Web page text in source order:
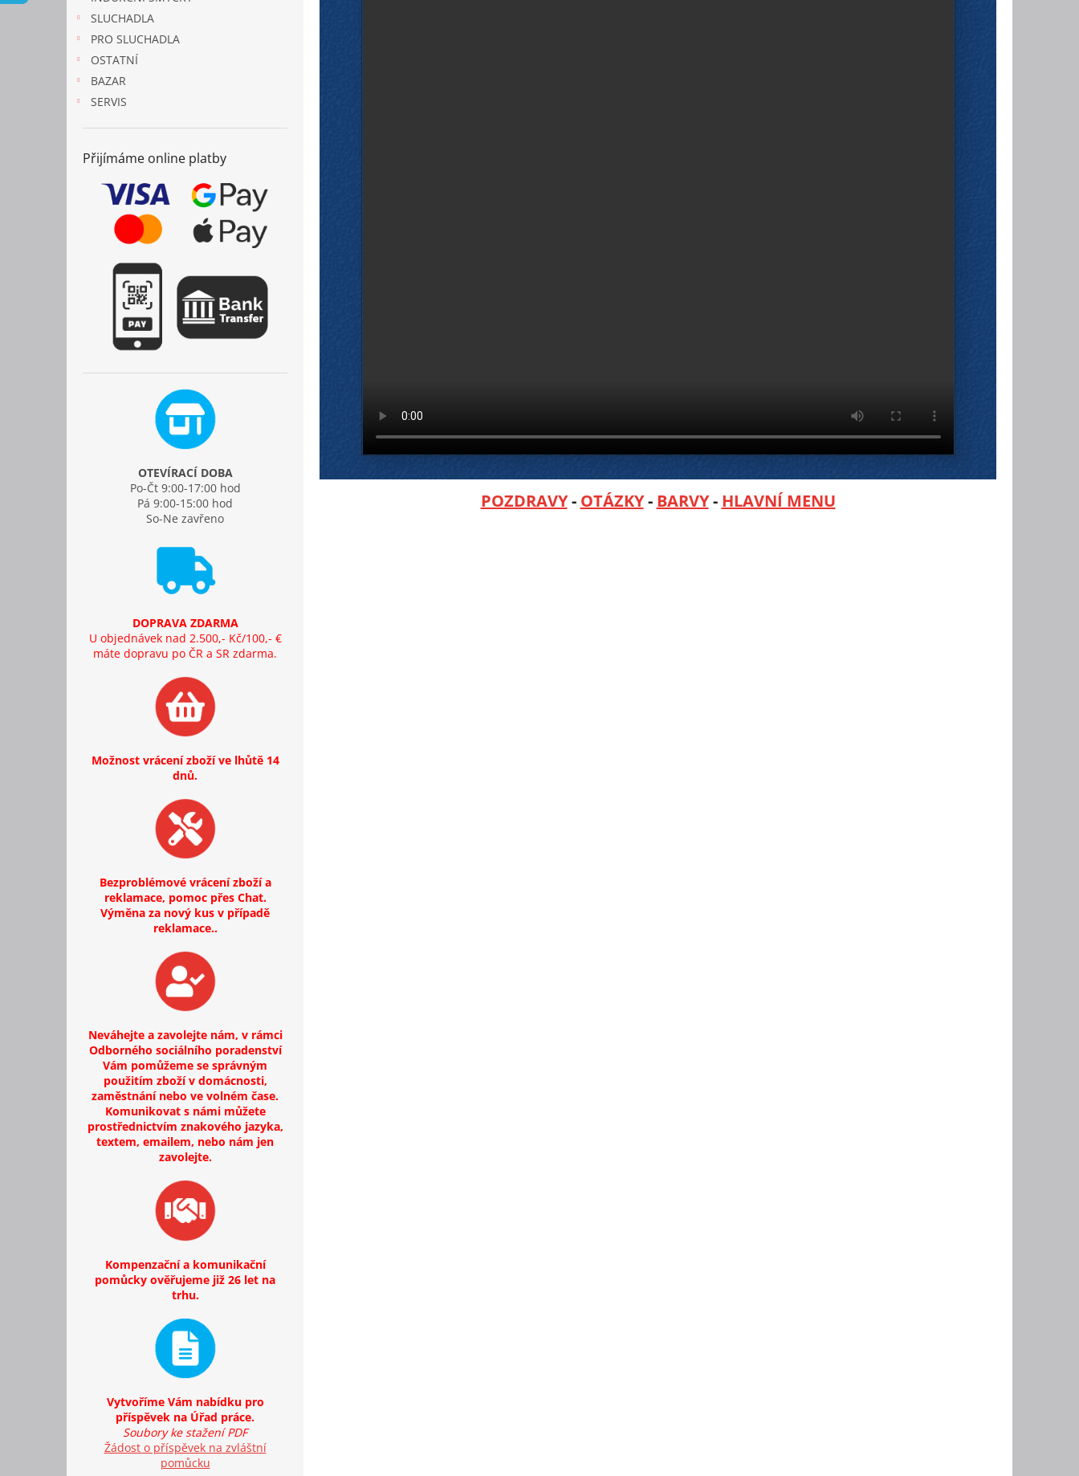
SLUCHADLA
PRO SLUCHADLA
OSTATNÍ
BAZAR
SERVIS
Přijímáme online platby
OTEVÍRACÍ DOBA
Po-Čt 9:00-17:00 hod
Pá 9:00-15:00 hod
So-Ne zavřeno
DOPRAVA ZDARMA
U objednávek nad 2.500,- Kč/100,- €
máte dopravu po ČR a SR zdarma.
Možnost vrácení zboží ve lhůtě 14
dnů.
Bezproblémové vrácení zboží a
reklamace, pomoc přes Chat.
Výměna za nový kus v případě
reklamace..
Neváhejte a zavolejte nám, v rámci
Odborného sociálního poradenství
Vám pomůžeme se správným
použitím zboží v domácnosti,
zaměstnání nebo ve volném čase.
Komunikovat s námi můžete
prostřednictvím znakového jazyka,
textem, emailem, nebo nám jen
zavolejte.
Kompenzační a komunikační
pomůcky ověřujeme již 26 let na
trhu.
Vytvoříme Vám nabídku pro
příspěvek na Úřad práce.
Soubory ke stažení PDF
Žádost o příspěvek na zvláštní
pomůcku
POZDRAVY- OTÁZKY- BARVY- HLAVNÍ MENU